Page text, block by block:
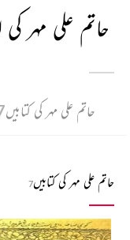
حاتم علی مہر
حاتم علی مہر کی کتابیں
حاتم علی مہر کی کتابیں7